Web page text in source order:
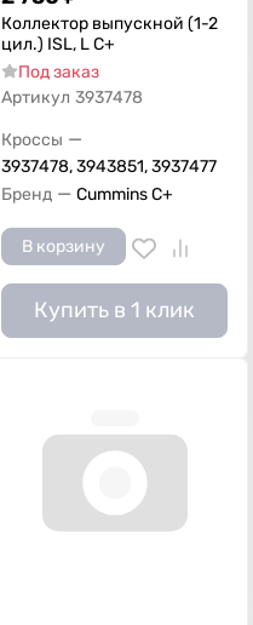
Коллектор выпускной (1-2
цил.) ISL, L С+
Под заказ
Артикул 3937478
Кроссы —
3937478, 3943851, 3937477
Бренд — Cummins C+
В корзину
Купить в 1 клик